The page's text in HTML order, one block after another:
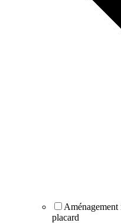
Aménagement
placard